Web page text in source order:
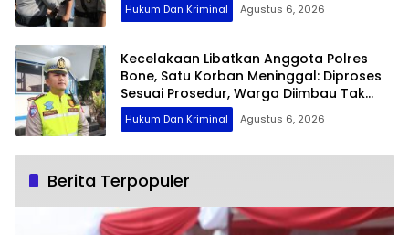
Hukum Dan Kriminal Agustus 6, 2026
Kecelakaan Libatkan Anggota Polres
Bone, Satu Korban Meninggal: Diproses
Sesuai Prosedur, Warga Diimbau Tak
Berspekulasi
Hukum Dan Kriminal Agustus 6, 2026
Berita Terpopuler